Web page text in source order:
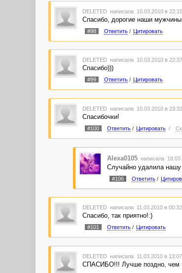
DELETED написала 10.03.2010 в 22:15
Спасибо, дорогие наши
#98 Ответить/ Цитировать
DELETED написала 10.03.2010 в 22:37
Спасибо)))
#99 Ответить/ Цитировать
DELETED написала 10.03.2010 в 23:32
Спасибочки!
#100 Ответить/ Цитировать /
Alexa0105 написала
Случайно удалила
#106 Ответить/
DELETED написала 11.03.2010 в 00:32
Спасибо, так приятно!:)
#101 Ответить/ Цитировать
DELETED написала 11.03.2010 в 13:07
СПАСИБО!!! Лучше поздно, чем